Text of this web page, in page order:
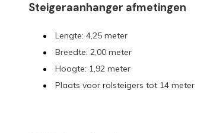
Steigeraanhanger afmetingen
Lengte: 4,25 meter
Breedte: 2,00 meter
Hoogte: 1,92 meter
Plaats voor rolsteigers tot 14 meter